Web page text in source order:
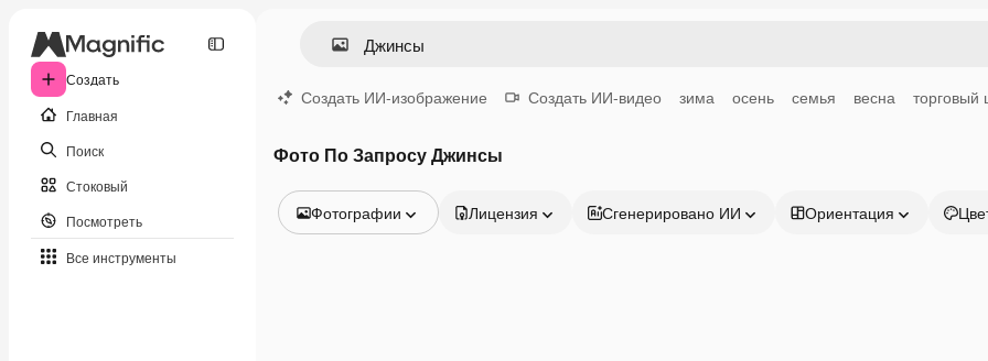
Создать
Главная
Поиск
Стоковый
Посмотреть
Все инструменты
Создать ИИ-изображение Создать ИИ-видео зима осень семья весна торговый
Фото По Запросу Джинсы
Фотографии Лицензия Сгенерировано ИИ Ориентация